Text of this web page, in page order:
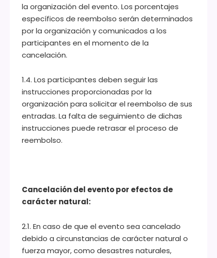
la organización del evento. Los porcentajes
específicos de reembolso serán determinados
por la organización y comunicados a los
participantes en el momento de la
cancelación.
1.4. Los participantes deben seguir las
instrucciones proporcionadas por la
organización para solicitar el reembolso de sus
entradas. La falta de seguimiento de dichas
instrucciones puede retrasar el proceso de
reembolso.
Cancelación del evento por efectos de
carácter natural:
2.1. En caso de que el evento sea cancelado
debido a circunstancias de carácter natural o
fuerza mayor, como desastres naturales,